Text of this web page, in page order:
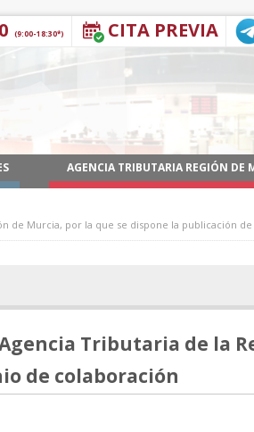
CITA PREVIA
(9:00-18:30*)
AGENCIA TRIBUTARIA REGIÓN DE
de Murcia, por la que se dispone la publicación
Tributaria de la
de colaboración